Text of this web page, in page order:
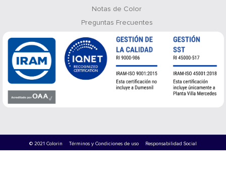
Notas de Color
Preguntas Frecuentes
© 2021 Colorin Términos y Condiciones de uso Responsabilidad Social